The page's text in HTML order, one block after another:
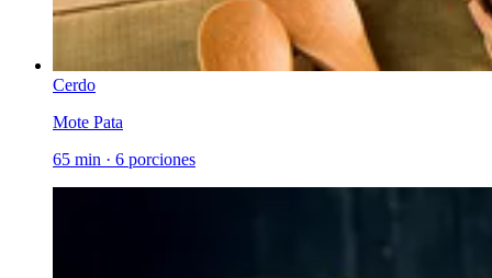
Cerdo
Mote Pata
65 min · 6 porciones